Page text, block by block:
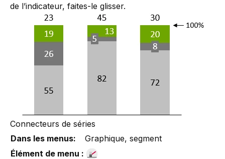
de l’indicateur, faites-le glisser.
Connecteurs de séries
Dans les menus:
Graphique, segment
Élément de menu :